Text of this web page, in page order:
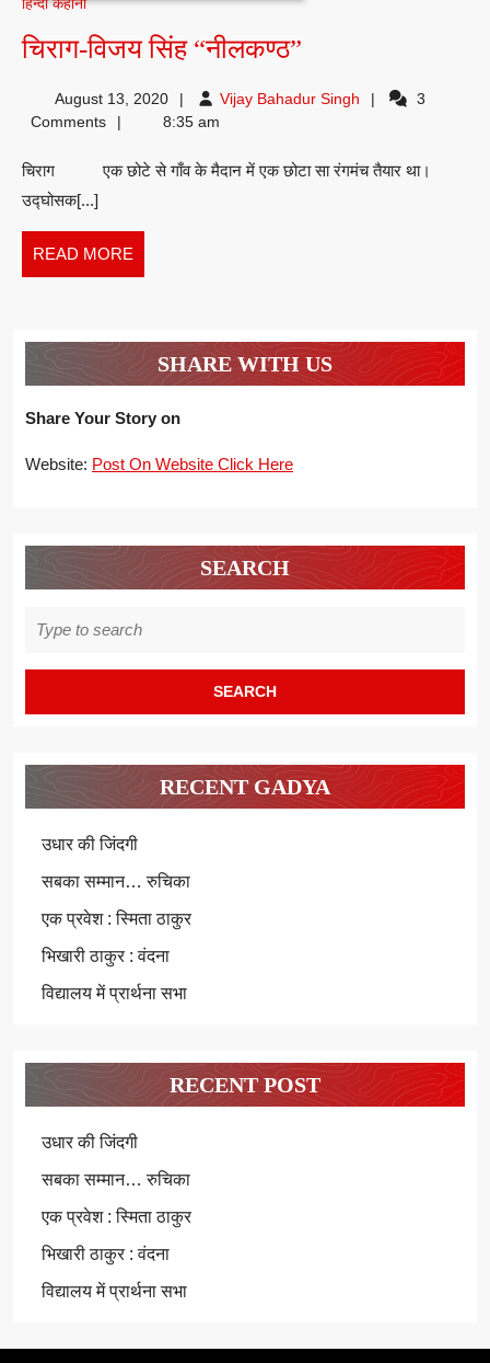
चिराग-विजय सिंह “नीलकण्ठ”
सिंह
August 13, 2020 Vijay Bahadur Singh Vijay
3
Comments
8:35 am
चिराग एक छोटे से गाँव के मैदान में एक छोटा सा रंगमंच तैयार था।
उद्घोसक[...]
READ MORE
MORE
SHARE WITH US
Share Your Story on
Website: Post On Website Click Here
SEARCH
for:
RECENT GADYA
उधार की जिंदगी
सबका सम्मान… रुचिका
एक प्रवेश : स्मिता ठाकुर
भिखारी ठाकुर : वंदना
विद्यालय में प्रार्थना सभा
RECENT POST
उधार की जिंदगी
सबका सम्मान… रुचिका
एक प्रवेश : स्मिता ठाकुर
भिखारी ठाकुर : वंदना
विद्यालय में प्रार्थना सभा